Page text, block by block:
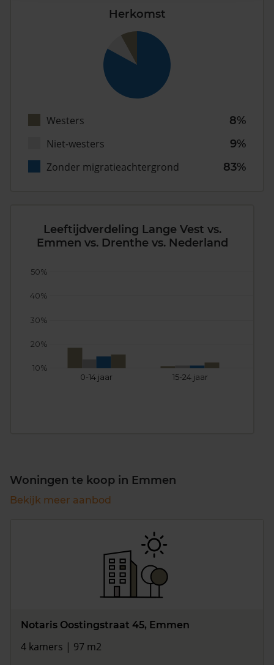
Herkomst
Westers
8%
Niet-westers
9%
Zonder migratieachtergrond
83%
Leeftijdverdeling Lange Vest vs.
Emmen vs. Drenthe vs. Nederland
0-14 jaar 15-24 jaar
10%
20%
30%
40%
50%
Woningen te koop in Emmen
Bekijk meer aanbod
Notaris Oostingstraat 45, Emmen
4 kamers | 97 m2